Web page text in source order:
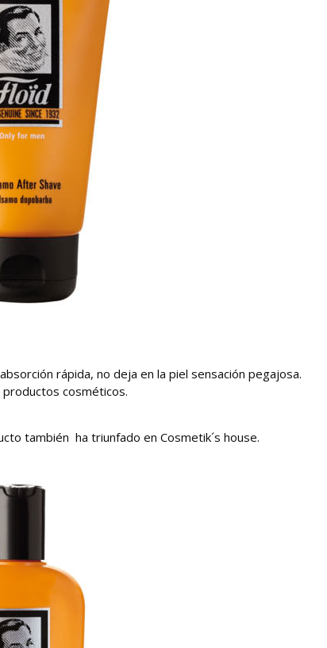
rápida, no deja en la piel sensación pegajosa.
cosméticos.
también ha triunfado en Cosmetik´s house.